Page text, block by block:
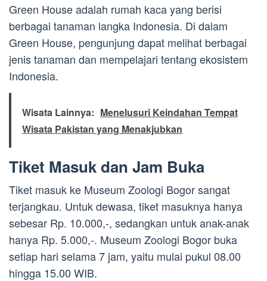
Green House adalah rumah kaca yang berisi
berbagai tanaman langka Indonesia. Di dalam
Green House, pengunjung dapat melihat berbagai
jenis tanaman dan mempelajari tentang ekosistem
Indonesia.
Wisata Lainnya: Menelusuri Keindahan Tempat
Wisata Pakistan yang Menakjubkan
Tiket Masuk dan Jam Buka
Tiket masuk ke Museum Zoologi Bogor sangat
terjangkau. Untuk dewasa, tiket masuknya hanya
sebesar Rp. 10.000,-, sedangkan untuk anak-anak
hanya Rp. 5.000,-. Museum Zoologi Bogor buka
setiap hari selama 7 jam, yaitu mulai pukul 08.00
hingga 15.00 WIB.